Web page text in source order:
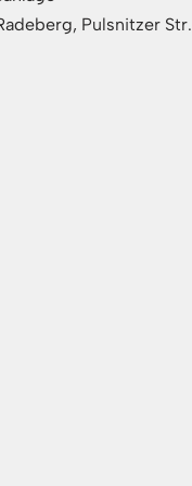
Pulsnitzer Str.